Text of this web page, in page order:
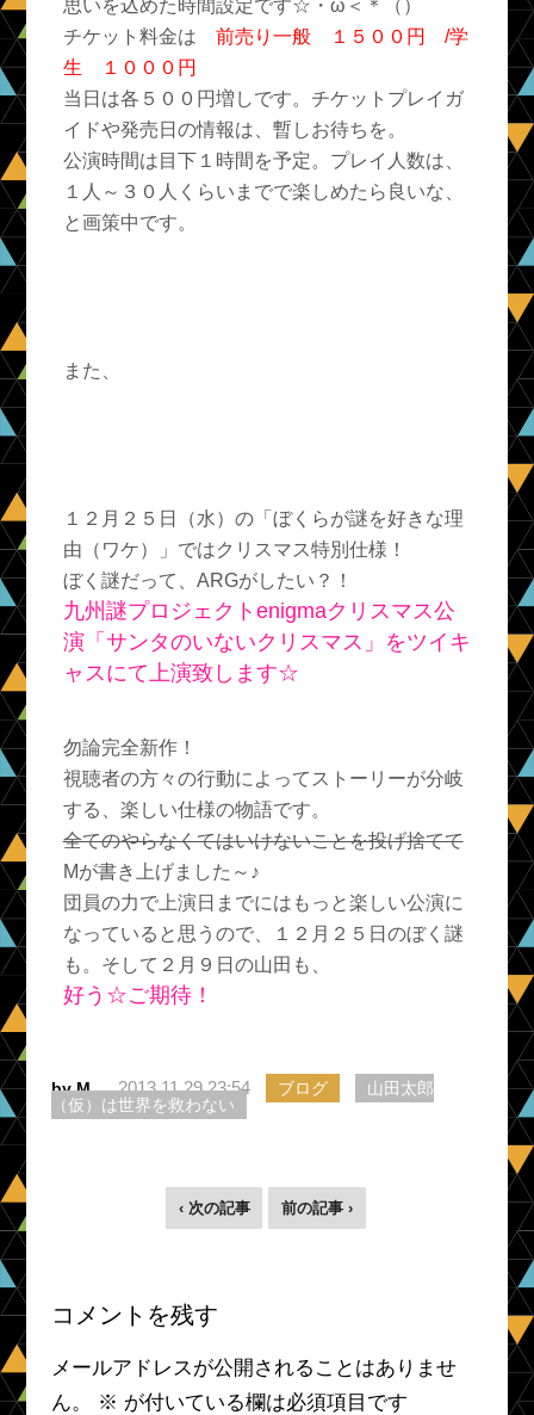
思いを込めた時間設定です☆・ω＜＊（）
チケット料金は 前売り一般 １５００円 /学
生 １０００円
当日は各５００円増しです。チケットプレイガ
イドや発売日の情報は、暫しお待ちを。
公演時間は目下１時間を予定。プレイ人数は、
１人～３０人くらいまでで楽しめたら良いな、
と画策中です。
また、
１２月２５日（水）の「ぼくらが謎を好きな理
由（ワケ）」ではクリスマス特別仕様！
ぼく謎だって、ARGがしたい？！
九州謎プロジェクトenigmaクリスマス公
演「サンタのいないクリスマス」をツイキ
ャスにて上演致します☆
勿論完全新作！
視聴者の方々の行動によってストーリーが分岐
する、楽しい仕様の物語です。
全てのやらなくてはいけないことを投げ捨てて
Mが書き上げました～♪
団員の力で上演日までにはもっと楽しい公演に
なっていると思うので、１２月２５日のぼく謎
も。そして２月９日の山田も、
好う☆ご期待！
by M 2013.11.29 23:54 ブログ
山田太郎
（仮）は世界を救わない
‹ 次の記事 前の記事 ›
コメントを残す
メールアドレスが公開されることはありませ
ん。
※ が付いている欄は必須項目です